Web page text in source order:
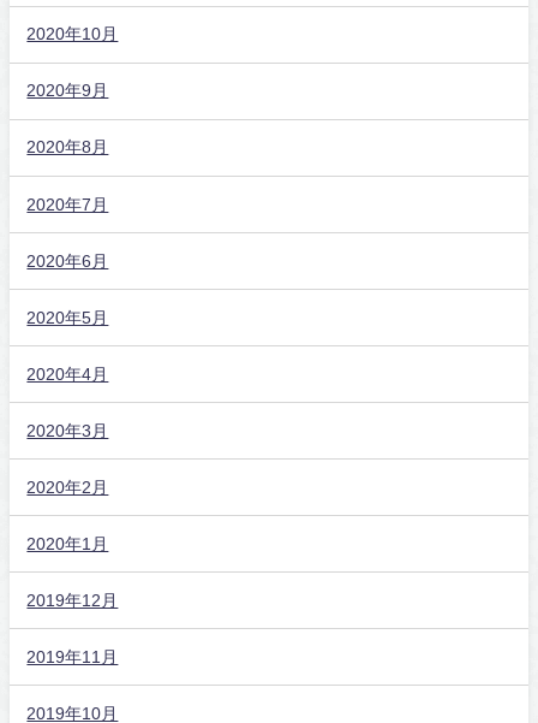
2020年10月
2020年9月
2020年8月
2020年7月
2020年6月
2020年5月
2020年4月
2020年3月
2020年2月
2020年1月
2019年12月
2019年11月
2019年10月